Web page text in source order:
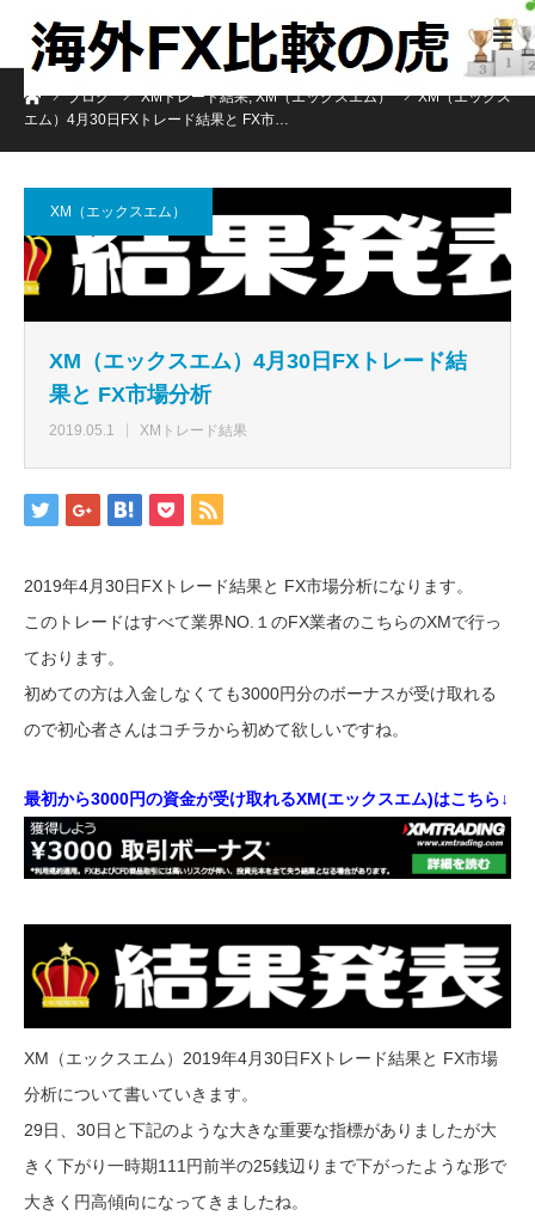
ホームブログ XMトレード結果, XM（エックスエム）
XM（エックス
エム）4月30日FXトレード結果と FX市…
XM（エックスエム）
XM（エックスエム）4月30日FXトレード結
果と FX市場分析
2019.05.1 XMトレード結果
2019年4月30日FXトレード結果と FX市場分析になります。
このトレードはすべて業界NO.１のFX業者のこちらのXMで行っ
ております。
初めての方は入金しなくても3000円分のボーナスが受け取れる
ので初心者さんはコチラから初めて欲しいですね。
最初から3000円の資金が受け取れるXM(エックスエム)はこちら↓
XM（エックスエム）2019年4月30日FXトレード結果と FX市場
分析について書いていきます。
29日、30日と下記のような大きな重要な指標がありましたが大
きく下がり一時期111円前半の25銭辺りまで下がったような形で
大きく円高傾向になってきましたね。